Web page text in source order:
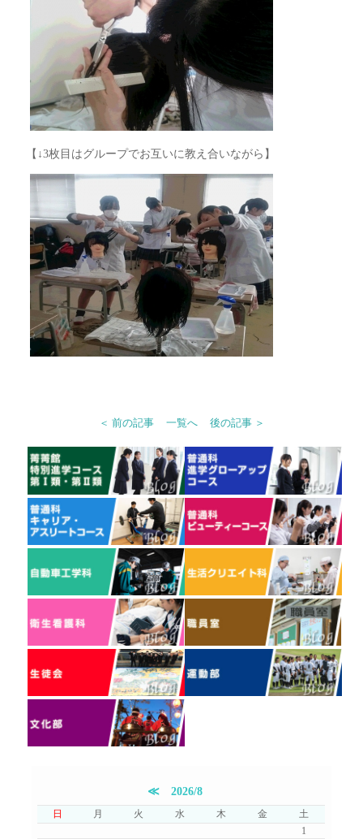
【↓3枚目はグループでお互いに教え合いながら】
＜ 前の記事 一覧へ 後の記事 ＞
≪ 2026/8
日 月 火 水 木 金
土
1